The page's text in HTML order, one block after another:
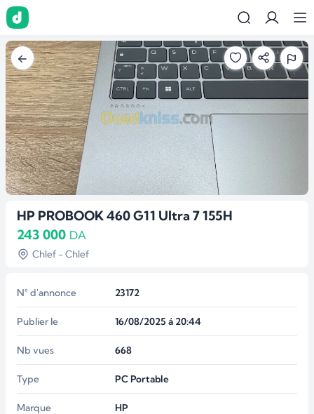
HP PROBOOK 460 G11 Ultra 7 155H
243 000 DA
Chlef - Chlef
N° d'annonce 23172
Publier le 16/08/2025 á 20:44
Nb vues 668
Type PC Portable
Marque HP